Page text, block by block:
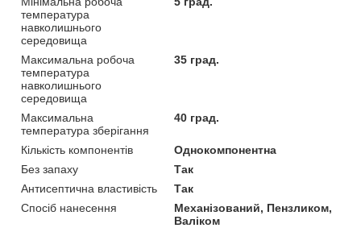
температура
навколишнього
середовища
Максимальна робоча
температура
навколишнього
середовища
35 град.
Максимальна
температура зберігання
40 град.
Кількість компонентів
Однокомпонентна
Без запаху
Так
Антисептична властивість
Так
Спосіб нанесення
Механізований, Пензликом,
Валіком